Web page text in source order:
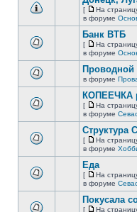
непрочитанных
сообщений.
этой
непрочитанных
сообщений.
[
На
страницу
На
в форуме
этой
непрочитанных
сообщений.
Банк ВТБ
[
На
страницу
На
в форуме
непрочитанных
сообщений.
Проводной
в форуме
этой
непрочитанных
сообщений.
КОПЕЕЧКА
[
На
страницу
На
в форуме
этой
непрочитанных
сообщений.
Структура
[
На
страницу
На
в форуме
этой
Еда
[
На
страницу
На
в форуме
Покусала
[
На